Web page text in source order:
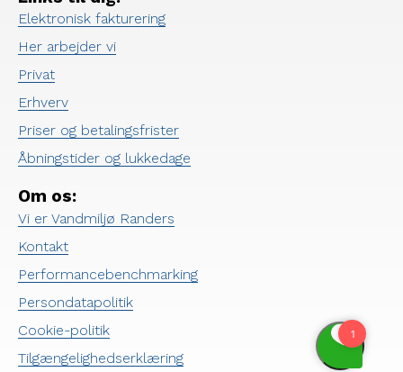
Elektronisk fakturering
Her arbejder vi
Privat
Erhverv
Priser og betalingsfrister
Åbningstider og lukkedage
Om os:
Vi er Vandmiljø Randers
Kontakt
Performancebenchmarking
Persondatapolitik
Cookie-politik
Tilgængelighedserklæring